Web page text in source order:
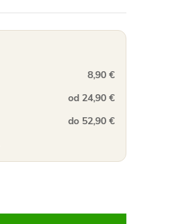
8,90 €
od 24,90 €
do 52,90 €